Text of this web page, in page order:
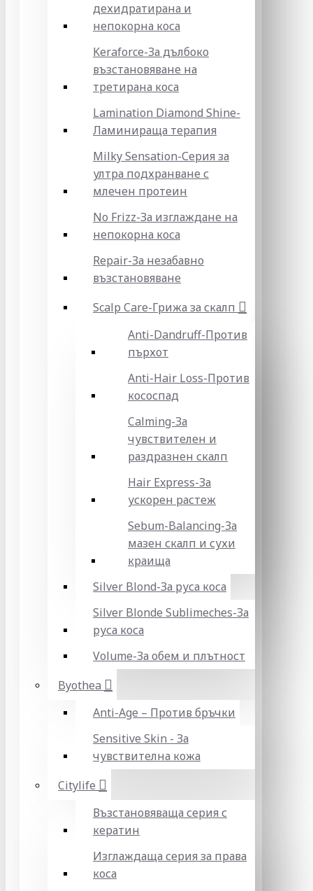
дехидратирана и
непокорна коса
Keraforce-За дълбоко
възстановяване на
третирана коса
Lamination Diamond Shine-
Ламинираща терапия
Milky Sensation-Серия за
ултра подхранване с
млечен протеин
No Frizz-За изглаждане на
непокорна коса
Repair-За незабавно
възстановяване
Scalp Care-Грижа за скалп
Anti-Dandruff-Против
пърхот
Anti-Hair Loss-Против
кососпад
Calming-За
чувствителен и
раздразнен скалп
Hair Express-За
ускорен растеж
Sebum-Balancing-За
мазен скалп и сухи
краища
Silver Blond-За руса коса
Silver Blonde Sublіmeches-За
руса коса
Volume-За обем и плътност
Byothea
Anti-Age – Против бръчки
Sensitive Skin - За
чувствителна кожа
Citylife
Възстановяваща серия с
кератин
Изглаждаща серия за права
коса